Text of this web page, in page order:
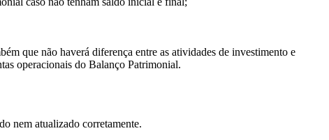
que não haverá diferença entre as atividades de investimento e
operacionais do Balanço Patrimonial.
nem atualizado corretamente.